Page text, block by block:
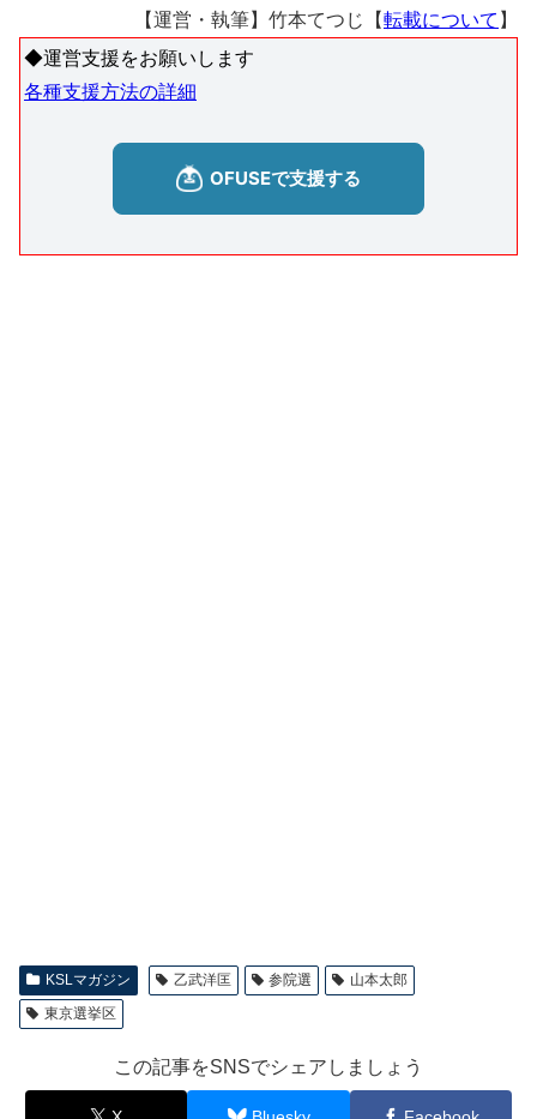
【運営・執筆】竹本てつじ【転載について 】
◆運営支援をお願いします
各種支援方法の詳細
KSLマガジン 乙武洋匡 参院選
山本太郎
東京選挙区
この記事をSNSでシェアしましょう